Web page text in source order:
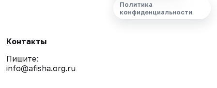
Политика
конфиденциальности
Контакты
Пишите:
info@afisha.org.ru